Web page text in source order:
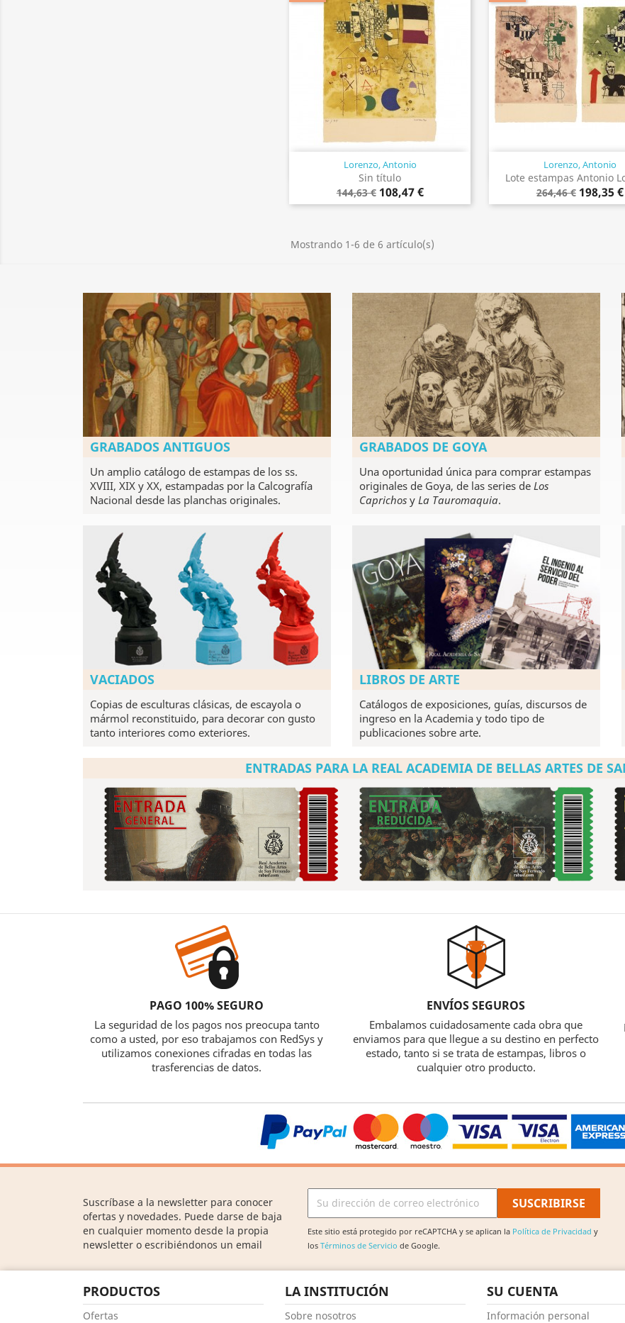
Lorenzo, Antonio
Sin título
144,63 € 108,47 €
Vista rápida Lorenzo, Antonio
Lote estampas Antonio
264,46 € 198,35 €
Vista rápida
Mostrando 1-6 de 6 artículo(s)
GRABADOS ANTIGUOS
Un amplio catálogo de estampas de los ss.
XVIII, XIX y XX, estampadas por la Calcografía
Nacional desde las planchas originales.
GRABADOS DE GOYA
Una oportunidad única para comprar estampas
originales de Goya, de las series de Los
Caprichosy La Tauromaquia.
VACIADOS
Copias de esculturas clásicas, de escayola o
mármol reconstituido, para decorar con gusto
tanto interiores como exteriores.
LIBROS DE ARTE
Catálogos de exposiciones, guías, discursos de
ingreso en la Academia y todo tipo de
publicaciones sobre arte.
ENTRADAS PARA LA REAL ACADEMIA DE BELLAS ARTES DE
PAGO 100% SEGURO
La seguridad de los pagos nos preocupa tanto
como a usted, por eso trabajamos con RedSys y
utilizamos conexiones cifradas en todas las
trasferencias de datos.
ENVÍOS SEGUROS
Embalamos cuidadosamente cada obra que
enviamos para que llegue a su destino en perfecto
estado, tanto si se trata de estampas, libros o
cualquier otro producto.
Suscríbase a la newsletter para conocer
ofertas y novedades. Puede darse de baja
en cualquier momento desde la propia
newsletter o escribiéndonos un email
Este sitio está protegido por reCAPTCHA y se aplican la Política de Privacidad y
los Términos de Servicio de Google.
PRODUCTOS
Ofertas
LA INSTITUCIÓN
Sobre nosotros
SU CUENTA
Información personal